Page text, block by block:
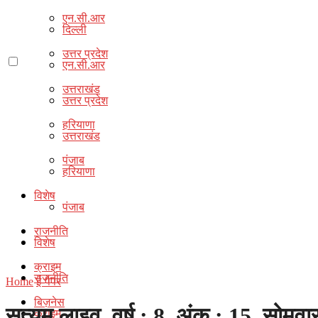
एन.सी.आर
उत्तर प्रदेश
उत्तराखंड
हरियाणा
पंजाब
विशेष
राजनीति
क्राइम
बिज़नेस
दिल्ली
एन.सी.आर
उत्तर प्रदेश
उत्तराखंड
हरियाणा
पंजाब
विशेष
राजनीति
क्राइम
Home ई-पेपर